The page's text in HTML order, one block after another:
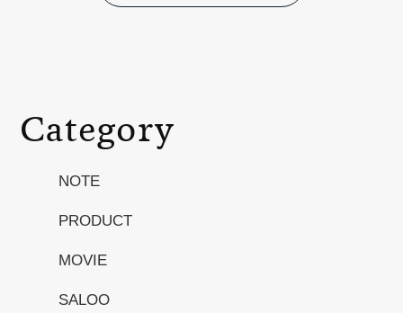
Category
NOTE
PRODUCT
MOVIE
SALOO